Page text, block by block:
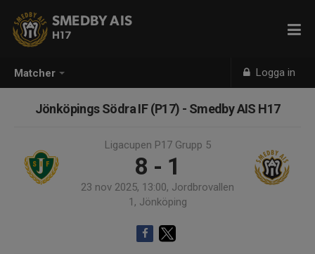
Matcher Logga in
SMEDBY AIS
H17
Jönköpings Södra IF (P17) - Smedby AIS H17
Ligacupen P17 Grupp 5
8 - 1
23 nov 2025, 13:00, Jordbrovallen
1, Jönköping